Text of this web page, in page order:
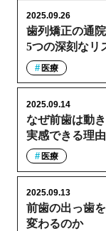
歯列矯正の通
5つの深刻なリ
2025.09.26
医療
なぜ前歯は動
実感できる理由
2025.09.14
医療
前歯の出っ歯
変わるのか
2025.09.13